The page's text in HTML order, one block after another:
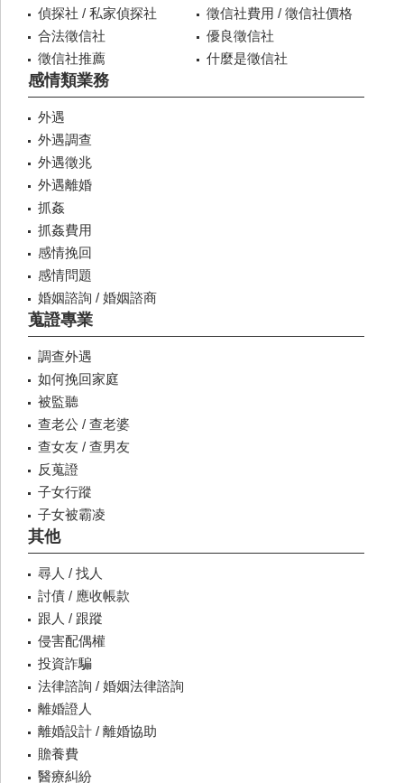
偵探社 / 私家偵探社
徵信社費用 / 徵信社價格
合法徵信社
優良徵信社
徵信社推薦
什麼是徵信社
感情類業務
外遇
外遇調查
外遇徵兆
外遇離婚
抓姦
抓姦費用
感情挽回
感情問題
婚姻諮詢 / 婚姻諮商
蒐證專業
調查外遇
如何挽回家庭
被監聽
查老公 / 查老婆
查女友 / 查男友
反蒐證
子女行蹤
子女被霸凌
其他
尋人 / 找人
討債 / 應收帳款
跟人 / 跟蹤
侵害配偶權
投資詐騙
法律諮詢 / 婚姻法律諮詢
離婚證人
離婚設計 / 離婚協助
贍養費
醫療糾紛